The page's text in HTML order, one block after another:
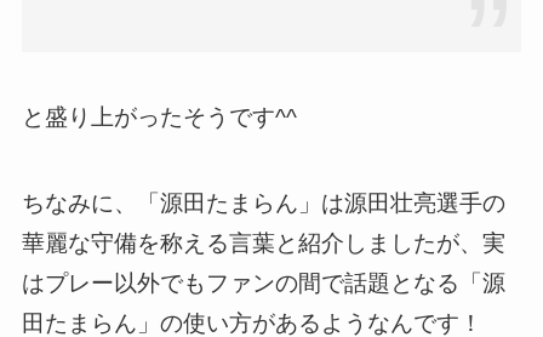
と盛り上がったそうです^^
ちなみに、「源田たまらん」は源田壮亮選手の
華麗な守備を称える言葉と紹介しましたが、実
はプレー以外でもファンの間で話題となる「源
田たまらん」の使い方があるようなんです！